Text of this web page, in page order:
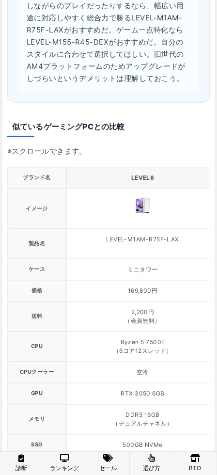
しながらのプレイだったりするなら、幅広い用
途に対応しやすく総合力で勝るLEVEL-M1AM-
R75F-LAXがおすすめだ。ゲーム一点特化なら
LEVEL-M155-R45-DEXがおすすめだ。自分の
スタイルに合わせて選択してほしい。旧世代の
AM4プラットフォームのためアップグレードが
しづらいというデメリットは理解しておこう。
似ているゲーミングPCとの比較
ブランド名 LEVELθ
イメージ
製品名
LEVEL-M1AM-R75F-LAX
ケース ミニタワー
価格 169,800円
送料
2,200円
（会員無料）
CPU
Ryzen 5 7500F
（6コア12スレッド）
CPUクーラー 空冷
GPU RTX 3050 6GB
メモリ
DDR5 16GB
（デュアルチャネル）
SSD 500GB NVMe
650W BRONZE
診断 ランキング セール 選び方 BTO